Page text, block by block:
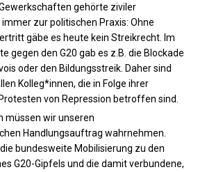
gehörte ziviler
zur politischen Praxis: Ohne
gäbe es heute kein Streikrecht. Im
gegen den G20 gab es z.B. die Blockade
oder den Bildungsstreik. Daher sind
Kolleg*innen, die in Folge ihrer
von Repression betroffen sind.
müssen wir unseren
Handlungsauftrag wahrnehmen.
bundes­wei­te Mobilisierung zu den
G20-Gipfels und die damit verbundene,